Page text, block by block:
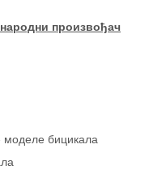
произвођач
моделе бицикала